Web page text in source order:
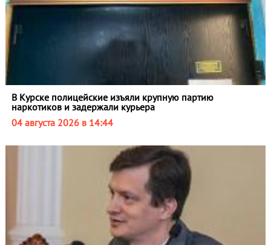
В Курске полицейские изъяли крупную партию
наркотиков и задержали курьера
04 августа 2026 в 14:44